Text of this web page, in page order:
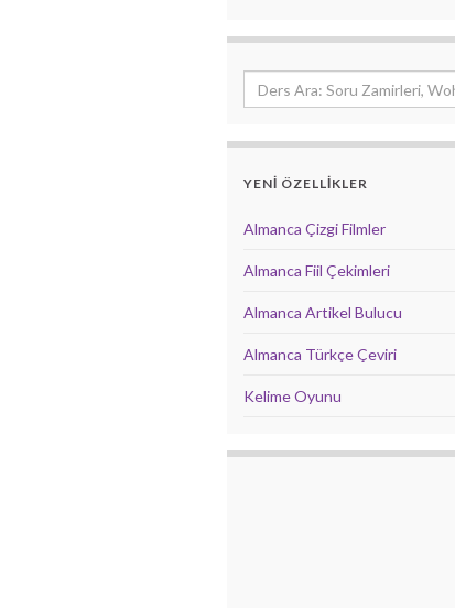
YENİ ÖZELLİKLER
Almanca Çizgi Filmler
Almanca Fiil Çekimleri
Almanca Artikel Bulucu
Almanca Türkçe Çeviri
Kelime Oyunu